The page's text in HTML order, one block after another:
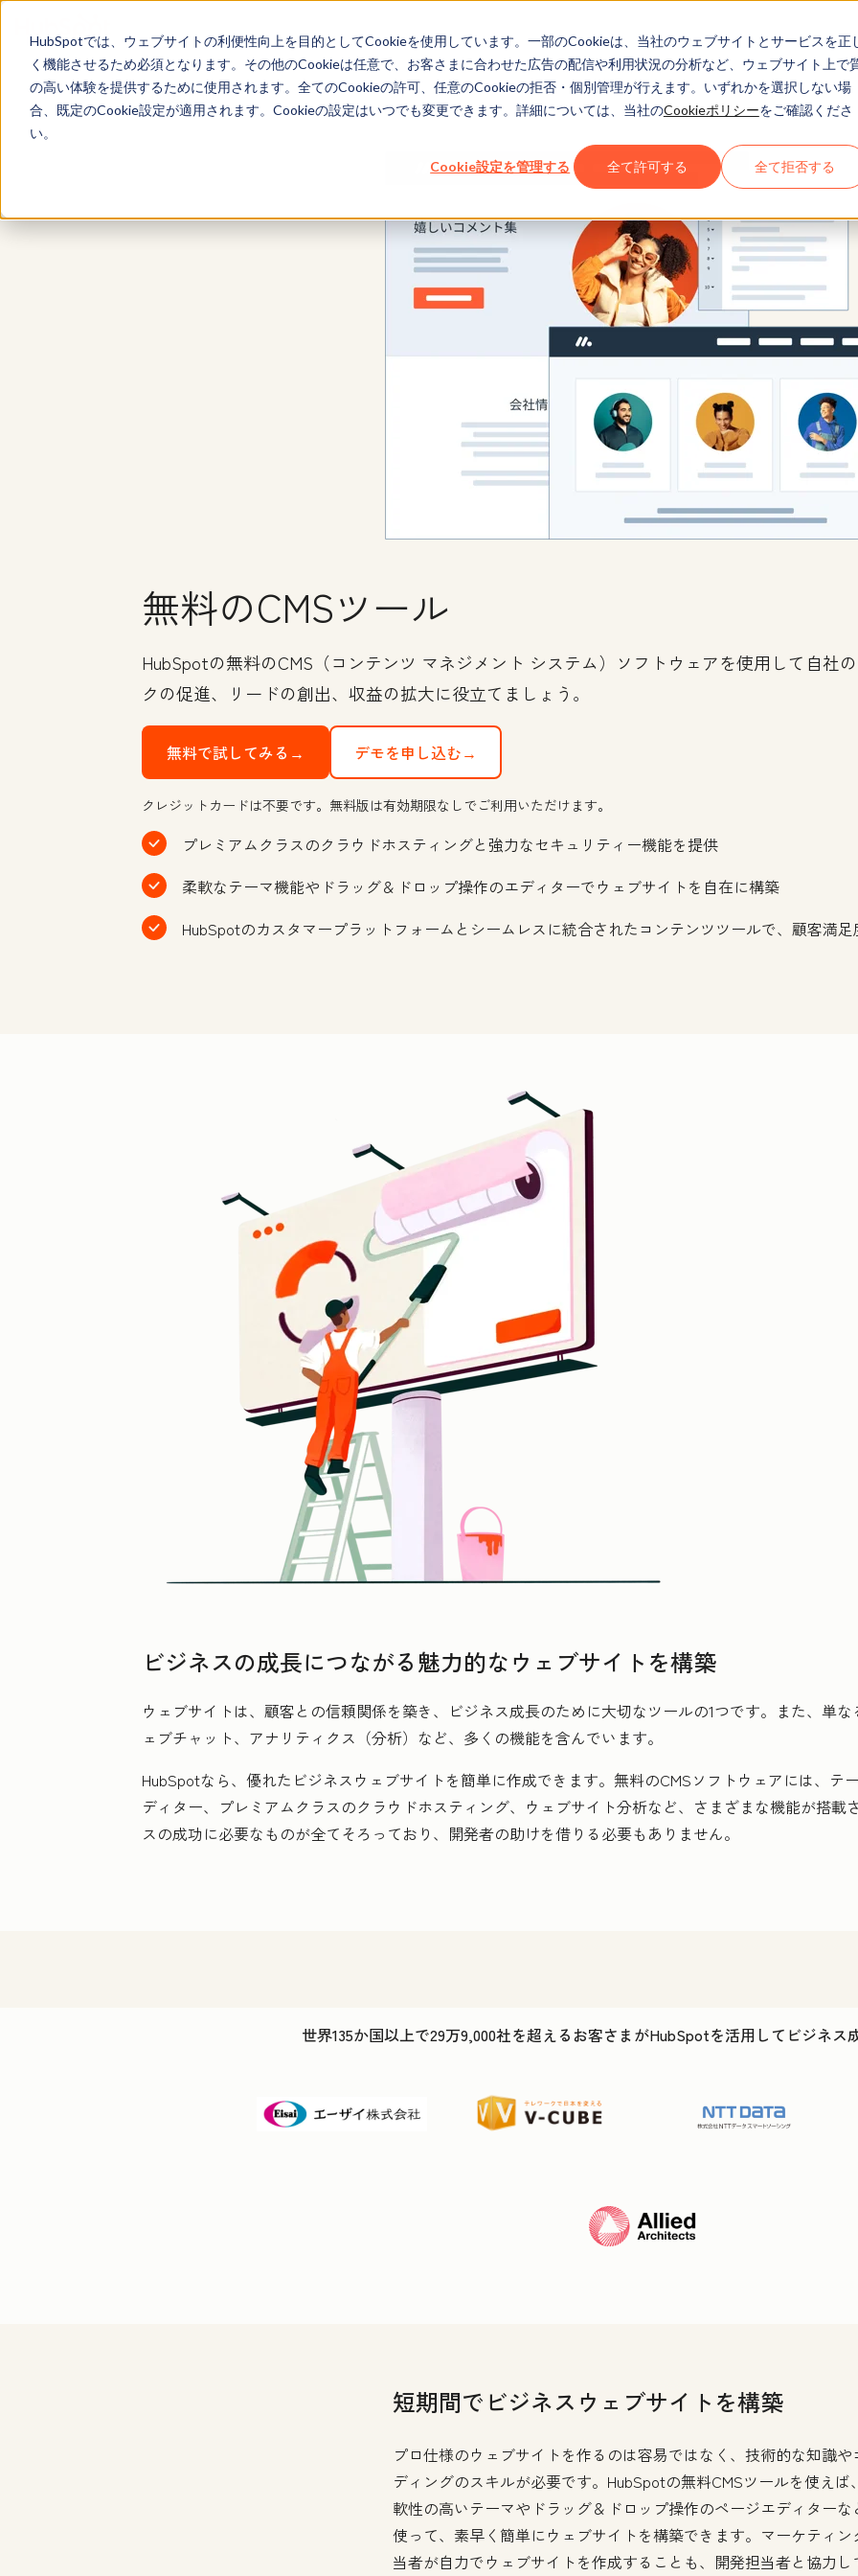
HubSpotでは、ウェブサイトの利便性向上を目的としてCookieを使用しています。一部のCookieは、当社のウェブサイトとサービスを正
く機能させるため必須となります。その他のCookieは任意で、お客さまに合わせた広告の配信や利用状況の分析など、ウェブサイト上で
の高い体験を提供するために使用されます。全てのCookieの許可、任意のCookieの拒否・個別管理が行えます。いずれかを選択しない場
合、既定のCookie設定が適用されます。Cookieの設定はいつでも変更できます。詳細については、当社のCookieポリシーをご確認くださ
い。
Cookie設定を管理する 全て許可する 全て拒否する
Content Hub
無料のCMSツール
HubSpotの無料のCMS（コンテンツ マネジメント システム）ソフトウェアを使用して自社
クの促進、リードの創出、収益の拡大に役立てましょう。
無料で試してみる→ デモを申し込む→
クレジットカードは不要です。無料版は有効期限なしでご利用いただけます。
プレミアムクラスのクラウドホスティングと強力なセキュリティー機能を提供
柔軟なテーマ機能やドラッグ＆ドロップ操作のエディターでウェブサイトを自在に構築
HubSpotのカスタマープラットフォームとシームレスに統合されたコンテンツツールで、顧客満
ビジネスの成長につながる魅力的なウェブサイトを構築
ウェブサイトは、顧客との信頼関係を築き、ビジネス成長のために大切なツールの1つです。また、単
ェブチャット、アナリティクス（分析）など、多くの機能を含んでいます。
HubSpotなら、優れたビジネスウェブサイトを簡単に作成できます。無料のCMSソフトウェアには、テ
ディター、プレミアムクラスのクラウドホスティング、ウェブサイト分析など、さまざまな機能が搭載
スの成功に必要なものが全てそろっており、開発者の助けを借りる必要もありません。
世界135か国以上で29万9,000社を超えるお客さまがHubSpotを活用してビジネス
短期間でビジネスウェブサイトを構築
プロ仕様のウェブサイトを作るのは容易ではなく、技術的な知識や
ディングのスキルが必要です。HubSpotの無料CMSツールを使えば
軟性の高いテーマやドラッグ＆ドロップ操作のページエディターな
使って、素早く簡単にウェブサイトを構築できます。マーケティン
当者が自力でウェブサイトを作成することも、開発担当者と協力し